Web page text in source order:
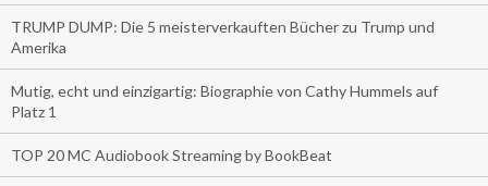
TRUMP DUMP: Die 5 meisterverkauften Bücher zu Trump und
Amerika
Mutig, echt und einzigartig: Biographie von Cathy Hummels auf
Platz 1
TOP 20 MC Audiobook Streaming by BookBeat